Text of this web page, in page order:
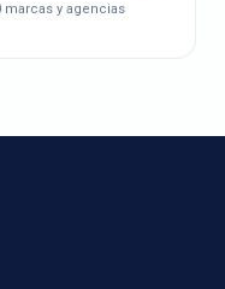
marcas y agencias